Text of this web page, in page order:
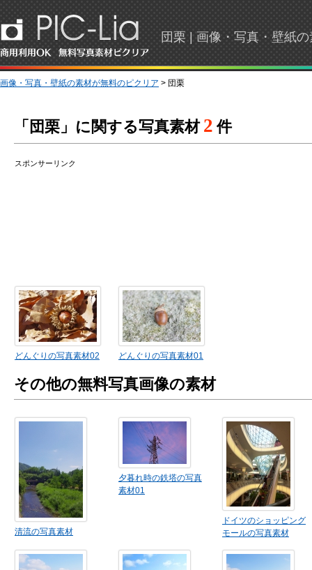
団栗 | 画像・写真・壁紙
画像・写真・壁紙の素材が無料のピクリア > 団栗
「団栗」に関する写真素材 2 件
スポンサーリンク
どんぐりの写真素材02 どんぐりの写真素材01
その他の無料写真画像の素材
清流の写真素材
夕暮れ時の鉄塔の写真
素材01
ドイツのショッピング
モールの写真素材